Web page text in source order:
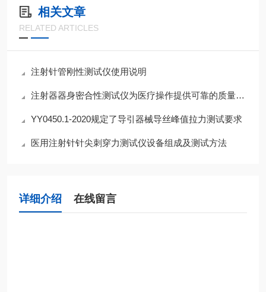
相关文章
RELATED ARTICLES
注射针管刚性测试仪使用说明
注射器器身密合性测试仪为医疗操作提供可靠的质量保障
YY0450.1-2020规定了导引器械导丝峰值拉力测试要求
医用注射针针尖刺穿力测试仪设备组成及测试方法
详细介绍 在线留言